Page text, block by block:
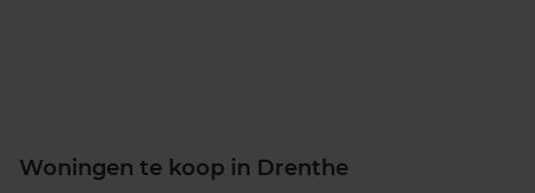
Woningen te koop in Drenthe